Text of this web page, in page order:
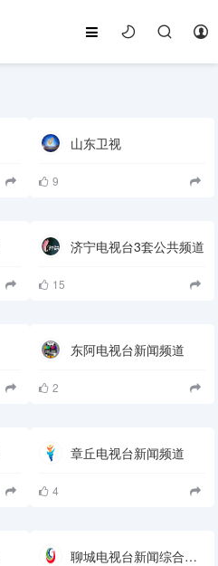
山东卫视
9
济宁电视台3套公共频道
15
东阿电视台新闻频道
2
章丘电视台新闻频道
4
聊城电视台新闻综合频道